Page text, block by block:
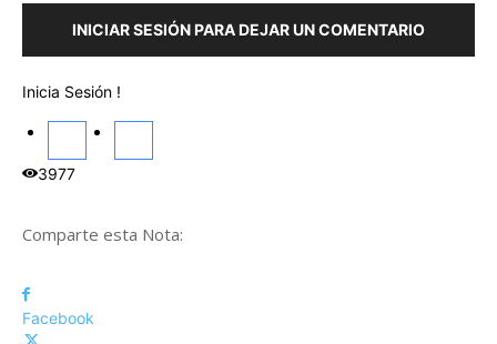
INICIAR SESIÓN PARA DEJAR UN COMENTARIO
Inicia Sesión !
3977
Comparte esta Nota:
Facebook